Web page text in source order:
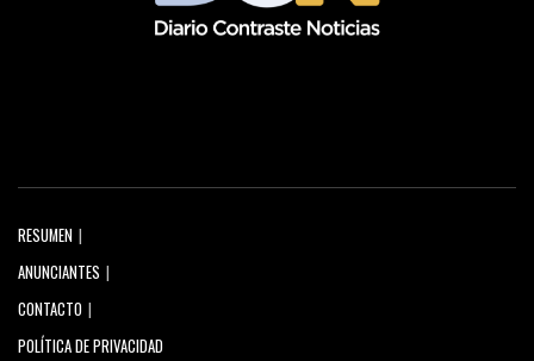
RESUMEN
ANUNCIANTES
CONTACTO
POLÍTICA DE PRIVACIDAD